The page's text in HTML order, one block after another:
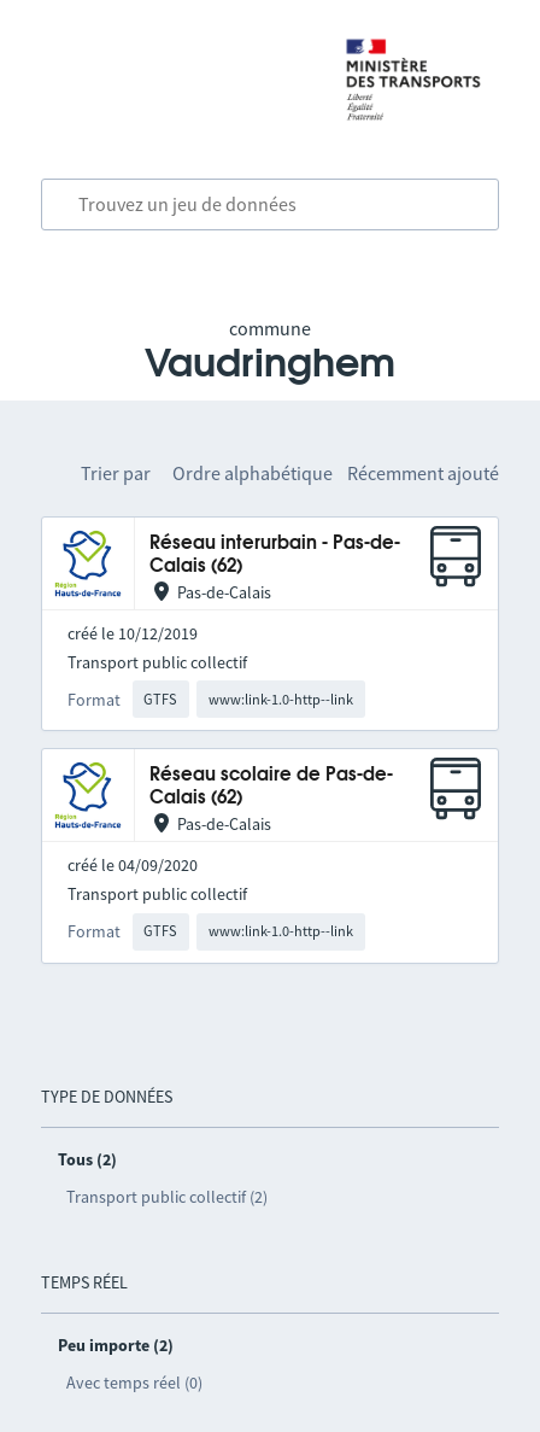
commune
Vaudringhem
TYPE DE DONNÉES
Tous (2)
Transport public collectif (2)
TEMPS RÉEL
Peu importe (2)
Avec temps réel (0)
Trier par Ordre alphabétique Récemment ajouté
Réseau interurbain - Pas-de-
Calais (62)
Pas-de-Calais
créé le 10/12/2019
Format GTFS www:link-1.0-http--link
Transport public collectif
Réseau scolaire de Pas-de-
Calais (62)
Pas-de-Calais
créé le 04/09/2020
Format GTFS www:link-1.0-http--link
Transport public collectif